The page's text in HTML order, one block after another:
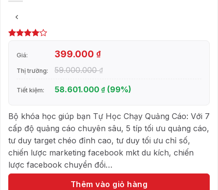
5 dựa
trênđánh
giá
Giá: 399.000 ₫
Thị trường: 59.000.000₫
Tiết kiệm: 58.601.000 ₫ (99%)
Bộ khóa học giúp bạn Tự Học Chạy Quảng Cáo: Với 7
cấp độ quảng cáo chuyên sâu, 5 típ tối ưu quảng cáo,
tư duy target chéo đỉnh cao, tư duy tối ưu chỉ số,
chiến lược marketing facebook mkt du kích, chiến
lược facebook chuyển đổi…
Thêm vào giỏ hàng